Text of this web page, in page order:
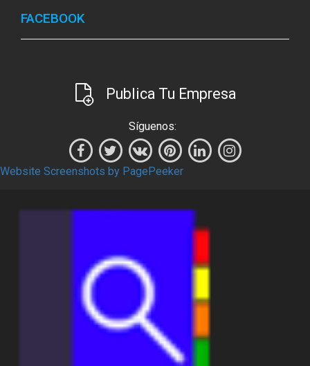
FACEBOOK
Publica Tu Empresa
Síguenos:
Website Screenshots by PagePeeker